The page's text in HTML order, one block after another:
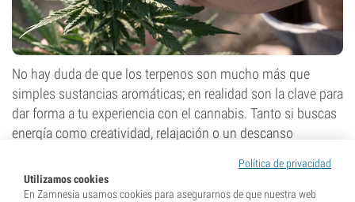
No hay duda de que los terpenos son mucho más que
simples sustancias aromáticas; en realidad son la clave para
dar forma a tu experiencia con el cannabis. Tanto si buscas
energía como creatividad, relajación o un descanso
preferencias. La próxima vez que compres marihuana, pide
al budtender los informes de laboratorio de las variedades
Política de privacidad
Utilizamos cookies
En Zamnesia usamos cookies para asegurarnos de que nuestra web